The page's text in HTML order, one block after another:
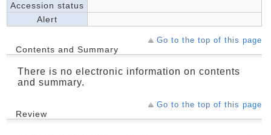
Accession status
Alert
Go to the top of this page
Contents and Summary
There is no electronic information on contents
and summary.
Go to the top of this page
Review